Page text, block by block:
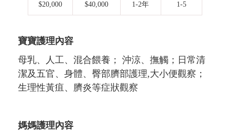
$20,000 $40,000 1-2年 1-5
寶寶護理內容
母乳、人工、混合餵養； 沖涼、撫觸；日常清
潔及五官、身體、臀部臍部護理,大小便觀察；
生理性黃疽、臍炎等症狀觀察
媽媽護理內容